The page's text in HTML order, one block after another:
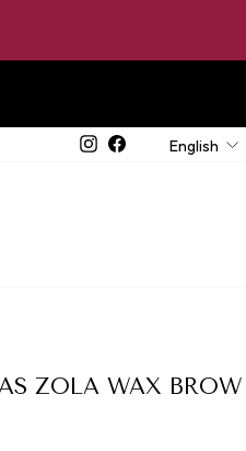
InstagramFacebookEnglish
ZOLA WAX BROW